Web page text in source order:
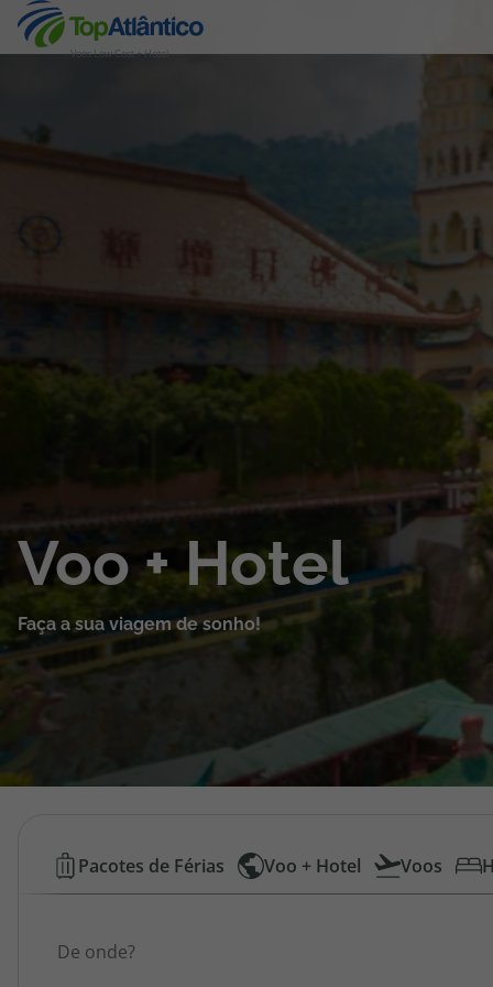
Voos Low Cost + Hotel
Destinos
Voos + Hotel
Pacotes de Férias
Cruzeiros
Promoções
Especialistas
Cheque Viagem
Voo + Hotel
Faça a sua viagem de sonho!
Voos
Low
Cost
Pacotes de Férias Voo + Hotel Voos